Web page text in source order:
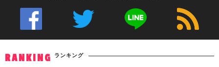
RANKING ランキング